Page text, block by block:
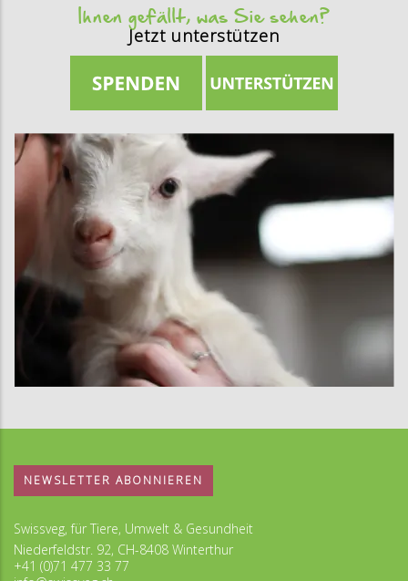
Ihnen gefällt, was Sie sehen?
Jetzt unterstützen
NEWSLETTER ABONNIEREN
Swissveg, für Tiere, Umwelt & Gesundheit
Niederfeldstr. 92, CH-8408 Winterthur
+41 (0)71 477 33 77